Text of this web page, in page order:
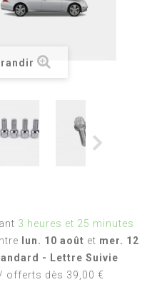
3 heures et 25 minutes
lun. 10 août et mer. 12
- Lettre Suivie
offerts dès 39,00 €